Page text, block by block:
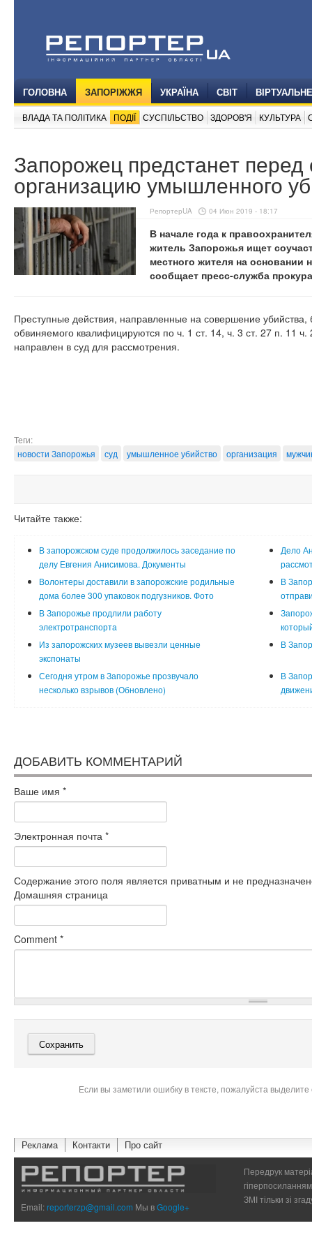
ГОЛОВНА ЗАПОРІЖЖЯ УКРАЇНА СВІТ
ВЛАДА ТА ПОЛІТИКА ПОДІЇ СУСПІЛЬСТВО ЗДОРОВ'Я КУЛЬТУРА
Запорожец предстанет перед
организацию умышленного
РепортерUA 04 Июн 2019 - 18:17
В начале года к
житель Запорожья ищет
местного жителя на основании
сообщает пресс-служба
Преступные действия, направленные на совершение
обвиняемого квалифицируются по ч. 1 ст. 14, ч. 3 ст. 27 п. 11
направлен в суд для рассмотрения.
Теги:
новости Запорожья
суд умышленное убийство организация
Читайте также:
В запорожском суде продолжилось заседание по
делу Евгения Анисимова. Документы
Дело
Волонтеры доставили в запорожские родильные
дома более 300 упаковок подгузников. Фото
В
В Запорожье продлили работу
электротранспорта
Из запорожских музеев вывезли ценные
экспонаты
В
Сегодня утром в Запорожье прозвучало
несколько взрывов (Обновлено)
В
ДОБАВИТЬ КОММЕНТАРИЙ
Ваше имя *
Электронная почта *
Содержание этого поля является приватным и не
Домашняя страница
Comment *
Если вы заметили ошибку в тексте, пожалуйста
Реклама Контакти Про сайт
Email:reporterzp@gmail.com Мы вGoogle+
Передрук
ЗМІ тільки зі